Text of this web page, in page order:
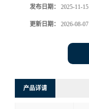
发布日期： 2025-11-15
更新日期： 2026-08-07
产品详请